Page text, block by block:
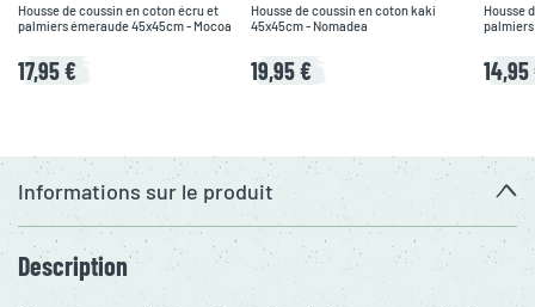
Housse de coussin en coton écru et
palmiers émeraude 45x45cm - Mocoa
17,95 €
Housse de coussin en coton kaki
45x45cm - Nomadea
19,95 €
Housse
palmiers
14,95
Informations sur le produit
Description